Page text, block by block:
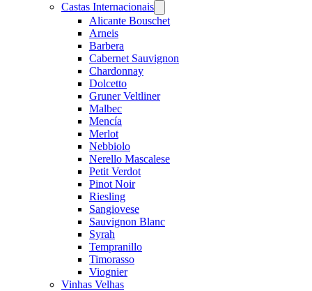
Castas Internacionais
menu
Alicante Bouschet
Arneis
Barbera
Cabernet Sauvignon
Chardonnay
Dolcetto
Gruner Veltliner
Malbec
Mencía
Merlot
Nebbiolo
Nerello Mascalese
Petit Verdot
Pinot Noir
Riesling
Sangiovese
Sauvignon Blanc
Syrah
Tempranillo
Timorasso
Viognier
Vinhas Velhas